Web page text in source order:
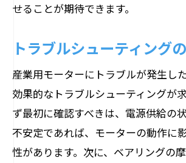
せることが期待できます。
トラブルシューティング
産業用モーターにトラブルが発生し
効果的なトラブルシューティングが
ず最初に確認すべきは、電源供給の
不安定であれば、モーターの動作に
性があります。次に、ベアリングの